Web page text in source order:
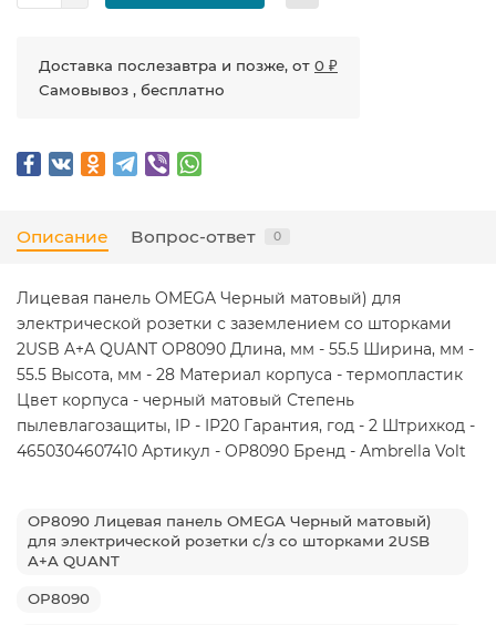
Доставка послезавтра и позже, от 0 ₽
Самовывоз , бесплатно
Описание Вопрос-ответ 0
Лицевая панель OMEGA Черный матовый) для
электрической розетки с заземлением со шторками
2USB A+A QUANT OP8090 Длина, мм - 55.5 Ширина, мм -
55.5 Высота, мм - 28 Материал корпуса - термопластик
Цвет корпуса - черный матовый Степень
пылевлагозащиты, IP - IP20 Гарантия, год - 2 Штрихкод -
4650304607410 Артикул - OP8090 Бренд - Ambrella Volt
OP8090 Лицевая панель OMEGA Черный матовый)
для электрической розетки с/з со шторками 2USB
A+A QUANT
OP8090